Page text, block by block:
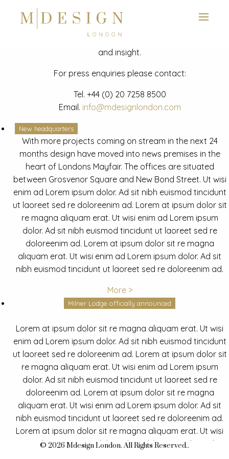
News
Latest mdesign development project and advisory news
and insight.
For press enquiries please contact:
Tel. +44 (0) 20 7258 8500
Email. info@mdesignlondon.com
New headquarters
With more projects coming on stream in the next 24
months design have moved into news premises in the
heart of Londons Mayfair. The offices are situated
between Grosvenor Square and New Bond Street. Ut wisi
enim ad Lorem ipsum dolor. Ad sit nibh euismod tincidunt
ut laoreet sed re doloreenim ad. Lorem at ipsum dolor sit
re magna aliquam erat. Ut wisi enim ad Lorem ipsum
dolor. Ad sit nibh euismod tincidunt ut laoreet sed re
doloreenim ad. Lorem at ipsum dolor sit re magna
aliquam erat. Ut wisi enim ad Lorem ipsum dolor. Ad sit
nibh euismod tincidunt ut laoreet sed re doloreenim ad.
More >
Milner Lodge officially announced
Lorem at ipsum dolor sit re magna aliquam erat. Ut wisi
enim ad Lorem ipsum dolor. Ad sit nibh euismod tincidunt
ut laoreet sed re doloreenim ad. Lorem at ipsum dolor sit
re magna aliquam erat. Ut wisi enim ad Lorem ipsum
dolor. Ad sit nibh euismod tincidunt ut laoreet sed re
doloreenim ad. Lorem at ipsum dolor sit re magna
aliquam erat. Ut wisi enim ad Lorem ipsum dolor. Ad sit
nibh euismod tincidunt ut laoreet sed re doloreenim ad.
Lorem at ipsum dolor sit re magna aliquam erat. Ut wisi
enim ad Lorem ipsum dolor. Ad sit nibh euismod tincidunt
© 2026 Mdesign London. All Rights Reserved..